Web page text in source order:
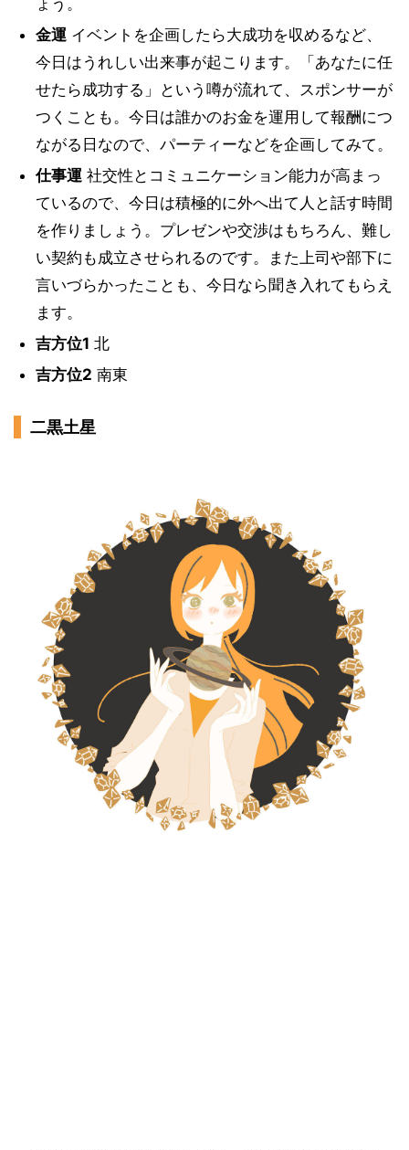
ょう。
金運イベントを企画したら大成功を収めるなど、
今日はうれしい出来事が起こります。「あなたに任
せたら成功する」という噂が流れて、スポンサーが
つくことも。今日は誰かのお金を運用して報酬につ
ながる日なので、パーティーなどを企画してみて。
仕事運社交性とコミュニケーション能力が高まっ
ているので、今日は積極的に外へ出て人と話す時間
を作りましょう。プレゼンや交渉はもちろん、難し
い契約も成立させられるのです。また上司や部下に
言いづらかったことも、今日なら聞き入れてもらえ
ます。
吉方位1 北
吉方位2 南東
二黒土星